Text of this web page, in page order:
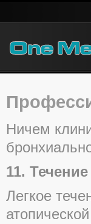
Ничем
11.
Легкое